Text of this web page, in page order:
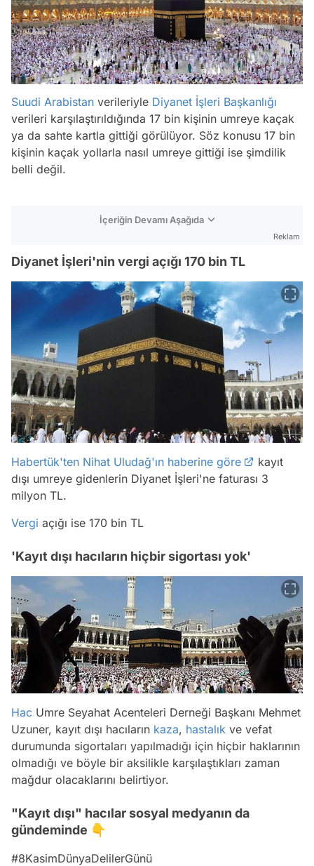
Suudi Arabistan verileriyle Diyanet İşleri Başkanlığı
verileri karşılaştırıldığında 17 bin kişinin umreye kaçak
ya da sahte kartla gittiği görülüyor. Söz konusu 17 bin
kişinin kaçak yollarla nasıl umreye gittiği ise şimdilik
belli değil.
İçeriğin Devamı Aşağıda
Reklam
Diyanet İşleri'nin vergi açığı 170 bin TL
Habertük'ten Nihat Uludağ'ın haberine göre
kayıt
dışı umreye gidenlerin Diyanet İşleri'ne faturası 3
milyon TL.
Vergi açığı ise 170 bin TL
'Kayıt dışı hacıların hiçbir sigortası yok'
Hac Umre Seyahat Acenteleri Derneği Başkanı Mehmet
Uzuner, kayıt dışı hacıların kaza, hastalık ve vefat
durumunda sigortaları yapılmadığı için hiçbir haklarının
olmadığı ve böyle bir aksilikle karşılaştıkları zaman
mağdur olacaklarını belirtiyor.
"Kayıt dışı" hacılar sosyal medyanın da
gündeminde 👇
#8KasimDünyaDelilerGünü